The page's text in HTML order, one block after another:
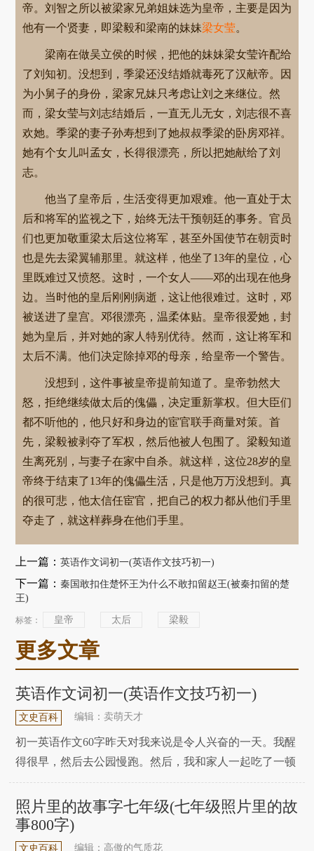
帝。刘智之所以被梁家兄弟姐妹选为皇帝，主要是因为
他有一个贤妻，即梁毅和梁南的妹妹梁女莹。
梁南在做吴立侯的时候，把他的妹妹梁女莹许配给
了刘知初。没想到，季梁还没结婚就毒死了汉献帝。因
为小舅子的身份，梁家兄妹只考虑让刘之来继位。然
而，梁女莹与刘志结婚后，一直无儿无女，刘志很不喜
欢她。季梁的妻子孙寿想到了她叔叔季梁的卧房邓祥。
她有个女儿叫孟女，长得很漂亮，所以把她献给了刘
志。
他当了皇帝后，生活变得更加艰难。他一直处于太
后和将军的监视之下，始终无法干预朝廷的事务。官员
们也更加敬重梁太后这位将军，甚至外国使节在朝贡时
也是先去梁翼辅那里。就这样，他坐了13年的皇位，心
里既难过又愤怒。这时，一个女人——邓的出现在他身
边。当时他的皇后刚刚病逝，这让他很难过。这时，邓
被送进了皇宫。邓很漂亮，温柔体贴。皇帝很爱她，封
她为皇后，并对她的家人特别优待。然而，这让将军和
太后不满。他们决定除掉邓的母亲，给皇帝一个警告。
没想到，这件事被皇帝提前知道了。皇帝勃然大
怒，拒绝继续做太后的傀儡，决定重新掌权。但大臣们
都不听他的，他只好和身边的宦官联手商量对策。首
先，梁毅被剥夺了军权，然后他被人包围了。梁毅知道
生离死别，与妻子在家中自杀。就这样，这位28岁的皇
帝终于结束了13年的傀儡生活，只是他万万没想到。真
的很可悲，他太信任宦官，把自己的权力都从他们手里
夺走了，就这样葬身在他们手里。
上一篇： 英语作文词初一(英语作文技巧初一)
下一篇： 秦国敢扣住楚怀王为什么不敢扣留赵王(被秦扣留的楚
王)
标签： 皇帝 太后 梁毅
更多文章
英语作文词初一(英语作文技巧初一)
文史百科 编辑：卖萌天才
初一英语作文60字昨天对我来说是令人兴奋的一天。我醒
得很早，然后去公园慢跑。然后，我和家人一起吃了一顿
美味的早餐。之后，我参加了我的在线课程，完成了我的
作业。晚上，我和朋友们一起玩我最喜欢的运动。我和家
人一起看了一部电影，结束了我的一天。这是充满欢乐和
幸福的完美的一天。翻译:昨天对我来说是令人兴奋的
照片里的故事字七年级(七年级照片里的故
事800字)
文史百科 编辑：高傲的气质花